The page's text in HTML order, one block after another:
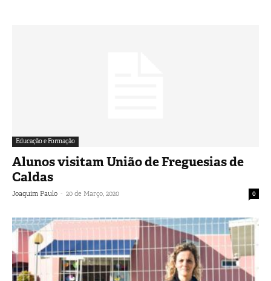
Educação e Formação
Alunos visitam União de Freguesias de
Caldas
Joaquim Paulo - 20 de Março, 2020 0